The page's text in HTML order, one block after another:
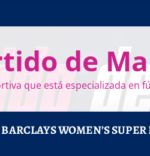
de
que está especializada en
BARCLAYS WOMEN’S